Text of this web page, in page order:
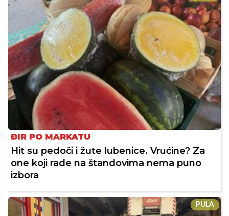
ĐIR PO MARKATU
Hit su pedoči i žute lubenice. Vrućine? Za
one koji rade na štandovima nema puno
izbora
PULA